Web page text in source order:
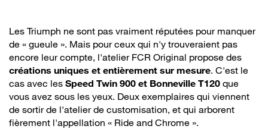
Les Triumph ne sont pas vraiment réputées pour manquer
de « gueule ». Mais pour ceux qui n'y trouveraient pas
encore leur compte, l'atelier FCR Original propose des
créations uniques et entièrement sur mesure. C'est le
cas avec les Speed Twin 900 et Bonneville T120 que
vous avez sous les yeux. Deux exemplaires qui viennent
de sortir de l'atelier de customisation, et qui arborent
fièrement l'appellation « Ride and Chrome ».